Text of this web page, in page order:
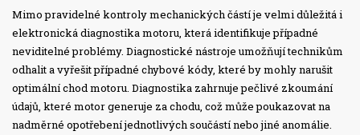
Mimo pravidelné kontroly mechanických částí je velmi důležitá i
elektronická diagnostika motoru, která identifikuje případné
neviditelné problémy. Diagnostické nástroje umožňují technikům
odhalit a vyřešit případné chybové kódy, které by mohly narušit
optimální chod motoru. Diagnostika zahrnuje pečlivé zkoumání
údajů, které motor generuje za chodu, což může poukazovat na
nadměrné opotřebení jednotlivých součástí nebo jiné anomálie.